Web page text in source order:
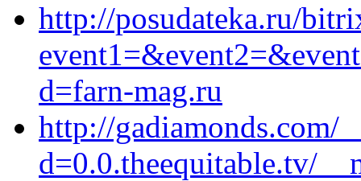
http://posudateka.ru/
d=farn-mag.ru
http://gadiamonds.com/
d=0.0.theequitable.tv/